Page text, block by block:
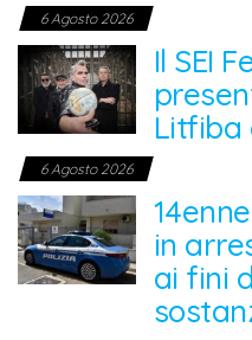
6 Agosto 2026
Il SEI
Litfiba
6 Agosto 2026
in
ai fini